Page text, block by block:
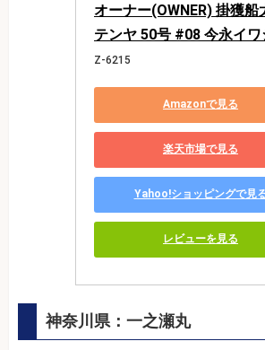
オーナー(OWNER) 掛獲船
テンヤ 50号 #08 今永イワ
Z-6215
Amazonで見る
楽天市場で見る
Yahoo!ショッピングで見
レビューを見る
神奈川県：一之瀬丸